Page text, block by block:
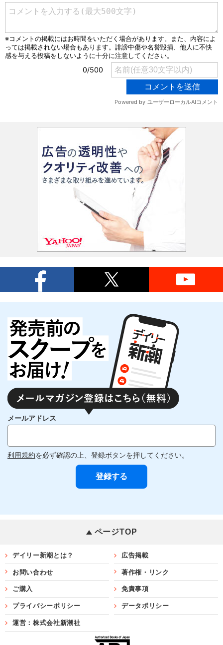
メールアドレス
利用規約を必ず確認の上、登録ボタンを押してください。
ページTOP
デイリー新潮とは？ 広告掲載
お問い合わせ 著作権・リンク
ご購入 免責事項
プライバシーポリシー データポリシー
運営：株式会社新潮社